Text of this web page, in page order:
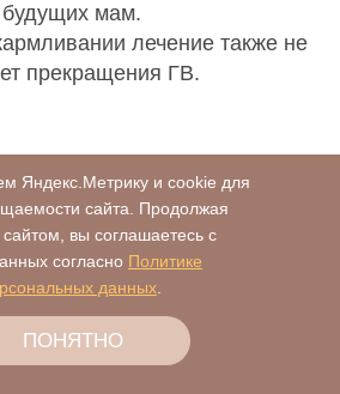
будущих мам.
лечение также не
прекращения ГВ.
кариеса с
кариеса выше.
аккуратно — врач работает
ПОНЯТНО
Яндекс.Метрику и cookie для
сайта. Продолжая
сайтом, вы соглашаетесь с
согласно Политике
данных